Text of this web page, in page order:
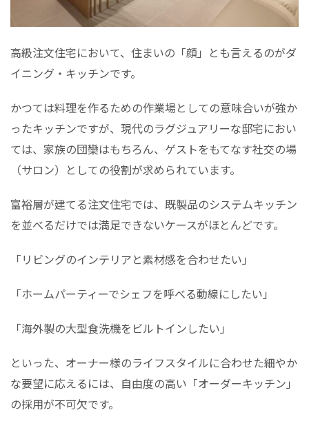
高級注文住宅において、住まいの「顔」とも言えるのがダ
イニング・キッチンです。
かつては料理を作るための作業場としての意味合いが強か
ったキッチンですが、現代のラグジュアリーな邸宅におい
ては、家族の団欒はもちろん、ゲストをもてなす社交の場
（サロン）としての役割が求められています。
富裕層が建てる注文住宅では、既製品のシステムキッチン
を並べるだけでは満足できないケースがほとんどです。
「リビングのインテリアと素材感を合わせたい」
「ホームパーティーでシェフを呼べる動線にしたい」
「海外製の大型食洗機をビルトインしたい」
といった、オーナー様のライフスタイルに合わせた細やか
な要望に応えるには、自由度の高い「オーダーキッチン」
の採用が不可欠です。